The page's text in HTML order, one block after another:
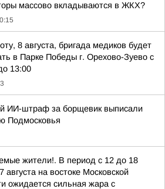
массово вкладываются в ЖКХ?
8 августа, бригада медиков будет
в Парке Победы г. Орехово-Зуево с
13:00
ИИ-штраф за борщевик выписали
Подмосковья
жители!. В период с 12 до 18
августа на востоке Московской
ожидается сильная жара с